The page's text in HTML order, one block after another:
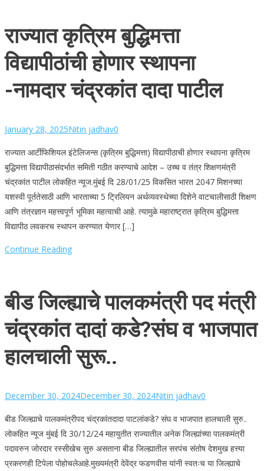
राज्यात कृत्रिम बुद्धिमत्ता
विद्यापीठांची होणार स्थापना
-नामदार चंद्रकांत दादा पाटील
January 28, 2025Nitin jadhav0
राज्यात आर्टीफिशियल इंटेलिजन्स (कृत्रिम बुद्धिमत्ता) विद्यापीठाची होणार स्थापना कृत्रिम
बुद्धिमत्ता विद्यापीठासंदर्भात समिती गठीत करण्याचे आदेश – उच्च व तंत्र शिक्षणमंत्री
चंद्रकांत पाटील लोकहित न्यूज.मुंबई दि 28/01/25 विकसित भारत 2047 मिशनच्या
यशस्वी पूर्ततेसाठी आणि भारताच्या 5 ट्रिलियन अर्थव्यवस्थेच्या दिशेने वाटचालीसाठी शिक्षण
आणि तंत्रज्ञान महत्त्वपूर्ण भूमिका महत्वाची आहे. त्यामुळे महाराष्ट्रात कृत्रिम बुद्धिमत्ता
विद्यापीठ लवकरच स्थापन करण्यात येणार […]
Continue Reading
बीड जिल्ह्याचे पालकमंत्री पद मंत्री
चंद्रकांत दादां कडे?संघ व भाजपात
हालचाली सुरू..
December 30, 2024December 30, 2024Nitin jadhav0
बीड जिल्ह्याचे पालकमंत्रीपद चंद्रकांतदादा पाटलांकडे? संघ व भाजपात हालचाली सुरु..
लोकहित न्यूज मुंबई दि 30/12/24 महायुतीत राज्यातील अनेक जिल्ह्यांच्या पालकमंत्री
पदावरुन जोरदार रस्सीखेच सुरु असताना बीड जिल्ह्यातील सरपंच संतोष देशमुख हत्त्या
प्रकरणही टिपेला पोहोचलेआहे.मुख्यमंत्री देवेंद्र फडणवीस यांनी स्वतःच या जिल्ह्याचे